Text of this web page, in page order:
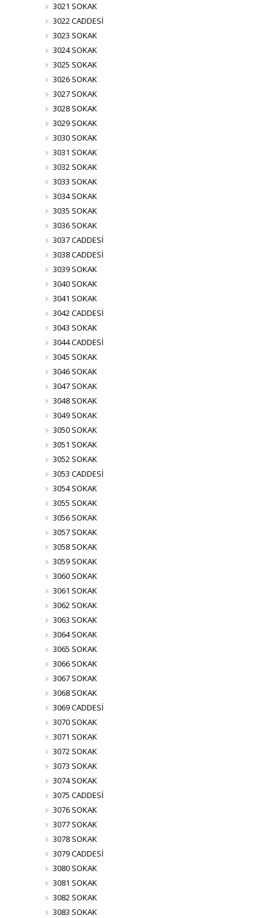
3021 SOKAK
3022 CADDESİ
3023 SOKAK
3024 SOKAK
3025 SOKAK
3026 SOKAK
3027 SOKAK
3028 SOKAK
3029 SOKAK
3030 SOKAK
3031 SOKAK
3032 SOKAK
3033 SOKAK
3034 SOKAK
3035 SOKAK
3036 SOKAK
3037 CADDESİ
3038 CADDESİ
3039 SOKAK
3040 SOKAK
3041 SOKAK
3042 CADDESİ
3043 SOKAK
3044 CADDESİ
3045 SOKAK
3046 SOKAK
3047 SOKAK
3048 SOKAK
3049 SOKAK
3050 SOKAK
3051 SOKAK
3052 SOKAK
3053 CADDESİ
3054 SOKAK
3055 SOKAK
3056 SOKAK
3057 SOKAK
3058 SOKAK
3059 SOKAK
3060 SOKAK
3061 SOKAK
3062 SOKAK
3063 SOKAK
3064 SOKAK
3065 SOKAK
3066 SOKAK
3067 SOKAK
3068 SOKAK
3069 CADDESİ
3070 SOKAK
3071 SOKAK
3072 SOKAK
3073 SOKAK
3074 SOKAK
3075 CADDESİ
3076 SOKAK
3077 SOKAK
3078 SOKAK
3079 CADDESİ
3080 SOKAK
3081 SOKAK
3082 SOKAK
3083 SOKAK